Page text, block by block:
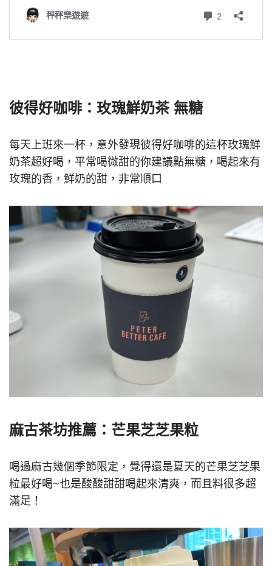
彼得好咖啡：玫瑰鮮奶茶 無糖
每天上班來一杯，意外發現彼得好咖啡的這杯玫瑰鮮
奶茶超好喝，平常喝微甜的你建議點無糖，喝起來有
玫瑰的香，鮮奶的甜，非常順口
麻古茶坊推薦：芒果芝芝果粒
喝過麻古幾個季節限定，覺得還是夏天的芒果芝芝果
粒最好喝~也是酸酸甜甜喝起來清爽，而且料很多超
滿足！